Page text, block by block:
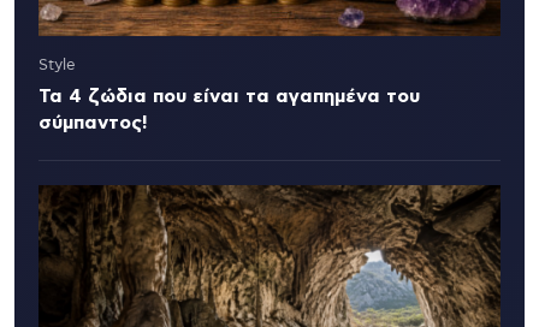
Style
Τα 4 ζώδια που είναι τα αγαπημένα του
σύμπαντος!